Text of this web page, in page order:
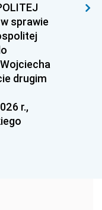
1994
1991
1985
1979
sprawie
drugim
r.,